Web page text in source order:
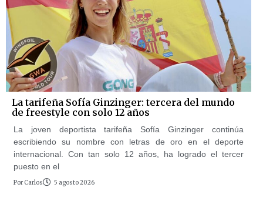
La tarifeña Sofía Ginzinger: tercera del mundo
de freestyle con solo 12 años
La joven deportista tarifeña Sofía Ginzinger continúa
escribiendo su nombre con letras de oro en el deporte
internacional. Con tan solo 12 años, ha logrado el tercer
puesto en el
Por Carlos 5 agosto 2026